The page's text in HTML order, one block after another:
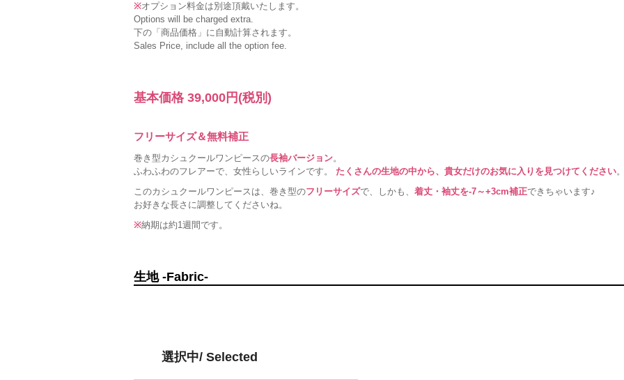
※オプション料金は別途頂戴いたします。
Options will be charged extra.
下の「商品価格」に自動計算されます。
Sales Price, include all the option fee.
基本価格 39,000円 (税別)
フリーサイズ＆無料補正
巻き型カシュクールワンピースの長袖バージョン。
ふわふわのフレアーで、女性らしいラインです。 たくさんの生地の中から、貴女だけのお気に入りを見つけてください
このカシュクールワンピースは、巻き型のフリーサイズで、しかも、 着丈・袖丈を-7～+3cm補正できちゃいます♪
お好きな長さに調整してくださいね。
※納期は約1週間です。
生地 -Fabric-
選択中/ Selected